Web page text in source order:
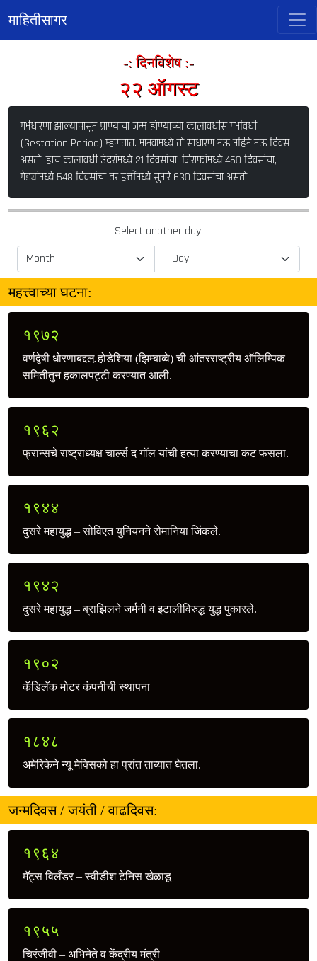
माहितीसागर
-: दिनविशेष :-
२२ ऑगस्ट
गर्भधारणा झाल्यापासून प्राण्याचा जन्म होण्याच्या कालावधीस गर्भावधी
(Gestation Period) म्हणतात. मानवामध्ये तो साधारण नऊ महिने नऊ दिवस
असतो. हाच कालावधी उंदरांमध्ये २१ दिवसांचा, जिराफांमध्ये ४५० दिवसांचा,
गेंड्यांमध्ये ५४८ दिवसांचा तर हत्तींमध्ये सुमारे ६३० दिवसांचा असतो!
Select another day:
महत्त्वाच्या घटना:
१९७२
वर्णद्वेषी धोरणाबद्दल र्‍होडेशिया (झिम्बाब्वे) ची आंतरराष्ट्रीय ऑलिम्पिक
समितीतुन हकालपट्टी करण्यात आली.
१९६२
फ्रान्सचे राष्ट्राध्यक्ष चार्ल्स द गॉल यांची हत्या करण्याचा कट फसला.
१९४४
दुसरे महायुद्ध – सोविएत युनियनने रोमानिया जिंकले.
१९४२
दुसरे महायुद्ध – ब्राझिलने जर्मनी व इटालीविरुद्ध युद्ध पुकारले.
१९०२
कॅडिलॅक मोटर कंपनीची स्थापना
१८४८
अमेरिकेने न्यू मेक्सिको हा प्रांत ताब्यात घेतला.
जन्मदिवस / जयंती / वाढदिवस:
१९६४
मॅट्स विलँडर – स्वीडीश टेनिस खेळाडू
१९५५
चिरंजीवी – अभिनेते व केंद्रीय मंत्री